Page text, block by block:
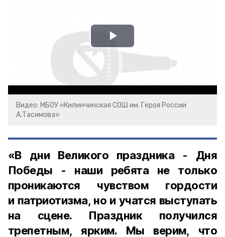
Play
Video
Видео: МБОУ «Килинчинская СОШ им. Героя России
А.Тасимова»
«В дни Великого праздника - Дня
Победы - наши ребята не только
проникаются чувством гордости
и патриотизма, но и учатся выступать
на сцене. Праздник получился
трепетным, ярким. Мы верим, что